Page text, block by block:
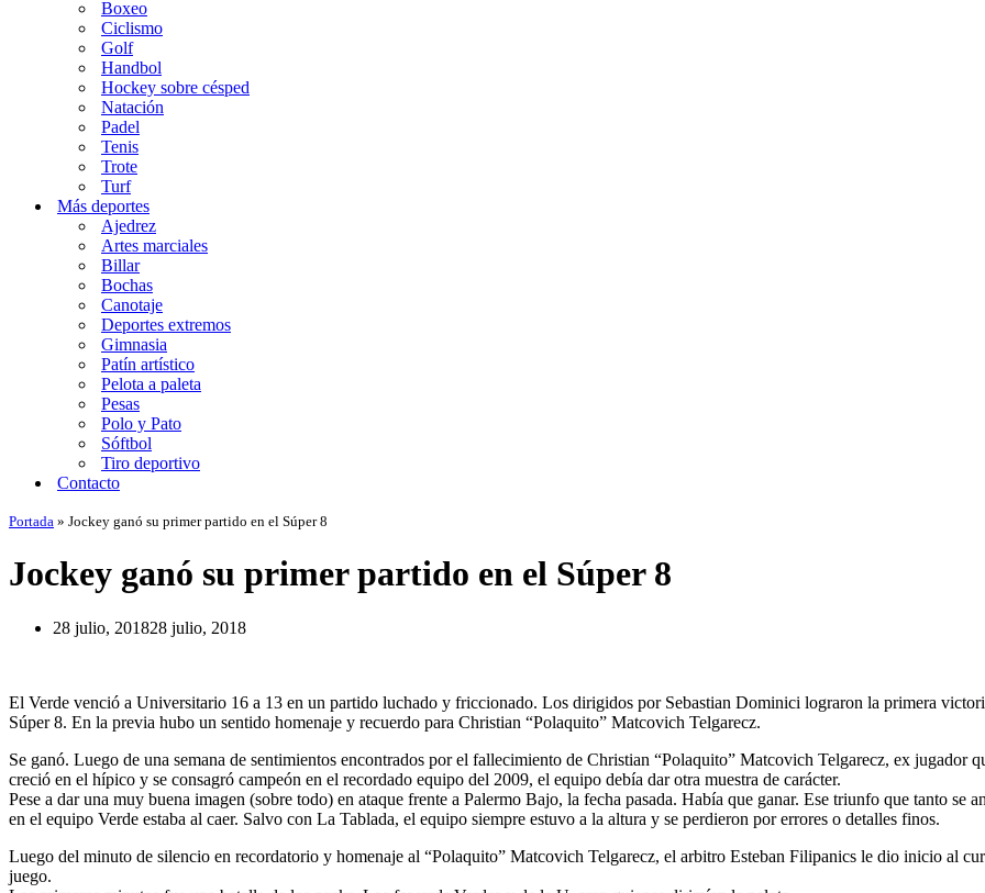
Boxeo
Ciclismo
Golf
Handbol
Hockey sobre césped
Natación
Padel
Tenis
Trote
Turf
Más deportes
Ajedrez
Artes marciales
Billar
Bochas
Canotaje
Deportes extremos
Gimnasia
Patín artístico
Pelota a paleta
Pesas
Polo y Pato
Sóftbol
Tiro deportivo
Contacto
Portada » Jockey ganó su primer partido en el Súper 8
Jockey ganó su primer partido en el Súper 8
28 julio, 201828 julio, 2018
El Verde venció a Universitario 16 a 13 en un partido luchado y friccionado. Los dirigidos por Sebastian Dominici lograron la primera
Súper 8. En la previa hubo un sentido homenaje y recuerdo para Christian “Polaquito” Matcovich Telgarecz.
Se ganó. Luego de una semana de sentimientos encontrados por el fallecimiento de Christian “Polaquito” Matcovich Telgarecz, ex jugador
creció en el hípico y se consagró campeón en el recordado equipo del 2009, el equipo debía dar otra muestra de carácter.
Pese a dar una muy buena imagen (sobre todo) en ataque frente a Palermo Bajo, la fecha pasada. Había que ganar. Ese triunfo que tanto se
en el equipo Verde estaba al caer. Salvo con La Tablada, el equipo siempre estuvo a la altura y se perdieron por errores o detalles finos.
Luego del minuto de silencio en recordatorio y homenaje al “Polaquito” Matcovich Telgarecz, el arbitro Esteban Filipanics le dio inicio al
juego.